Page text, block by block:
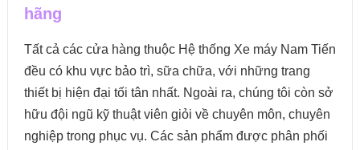
hãng
Tất cả các cửa hàng thuộc Hệ thống Xe máyNam Tiến
đều có khu vực bảo trì, sữa chữa, với những trang
thiết bị hiện đại tối tân nhất. Ngoài ra, chúng tôi còn sở
hữu đội ngũ kỹ thuật viên giỏi về chuyên môn, chuyên
nghiệp trong phục vụ. Các sản phẩm được phân phối